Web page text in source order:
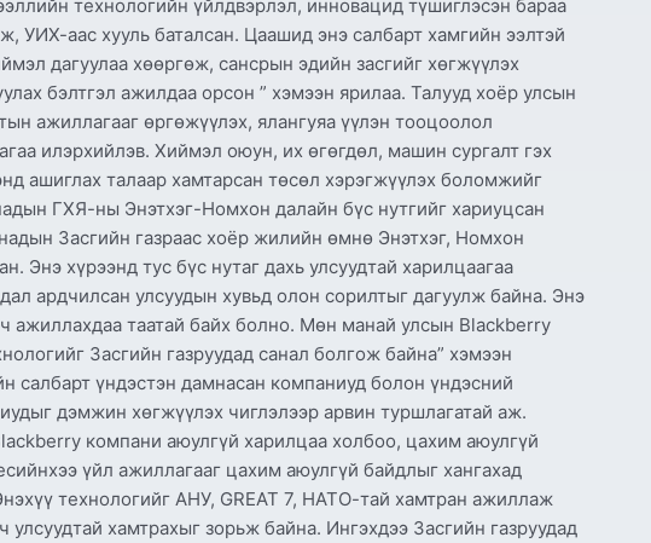
технологийн үйлдвэрлэл, инновацид түшиглэсэн бараа
УИХ-аас хууль баталсан. Цаашид энэ салбарт хамгийн ээлтэй
дагуулаа хөөргөж, сансрын эдийн засгийг хөгжүүлэх
бэлтгэл ажилдаа орсон ” хэмээн ярилаа. Талууд хоёр улсын
ажиллагааг өргөжүүлэх, ялангуяа үүлэн тооцоолол
илэрхийлэв. Хиймэл оюун, их өгөгдөл, машин сургалт гэх
ашиглах талаар xамтарсан төсөл хэрэгжүүлэх боломжийг
ГХЯ-ны Энэтхэг-Номхон далайн бүс нутгийг хариуцсан
Засгийн газраас хоёр жилийн өмнө Энэтхэг, Номхон
Энэ хүрээнд тус бүс нутаг дахь улсуудтай харилцаагаа
ардчилсан улсуудын хувьд олон сорилтыг дагуулж байна. Энэ
ажиллахдаа таатай байх болно. Мөн манай улсын Blackberry
Засгийн газруудад санал болгож байна” хэмээн
салбарт үндэстэн дамнасан компаниуд болон үндэсний
дэмжин хөгжүүлэх чиглэлээр арвин туршлагатай аж.
компани аюулгүй харилцаа холбоо, цахим аюулгүй
үйл ажиллагааг цахим аюулгүй байдлыг хангахад
технологийг АНУ, GREAT 7, НАТО-тай хамтран ажиллаж
хамтрахыг зорьж байна. Ингэхдээ Засгийн газруудад